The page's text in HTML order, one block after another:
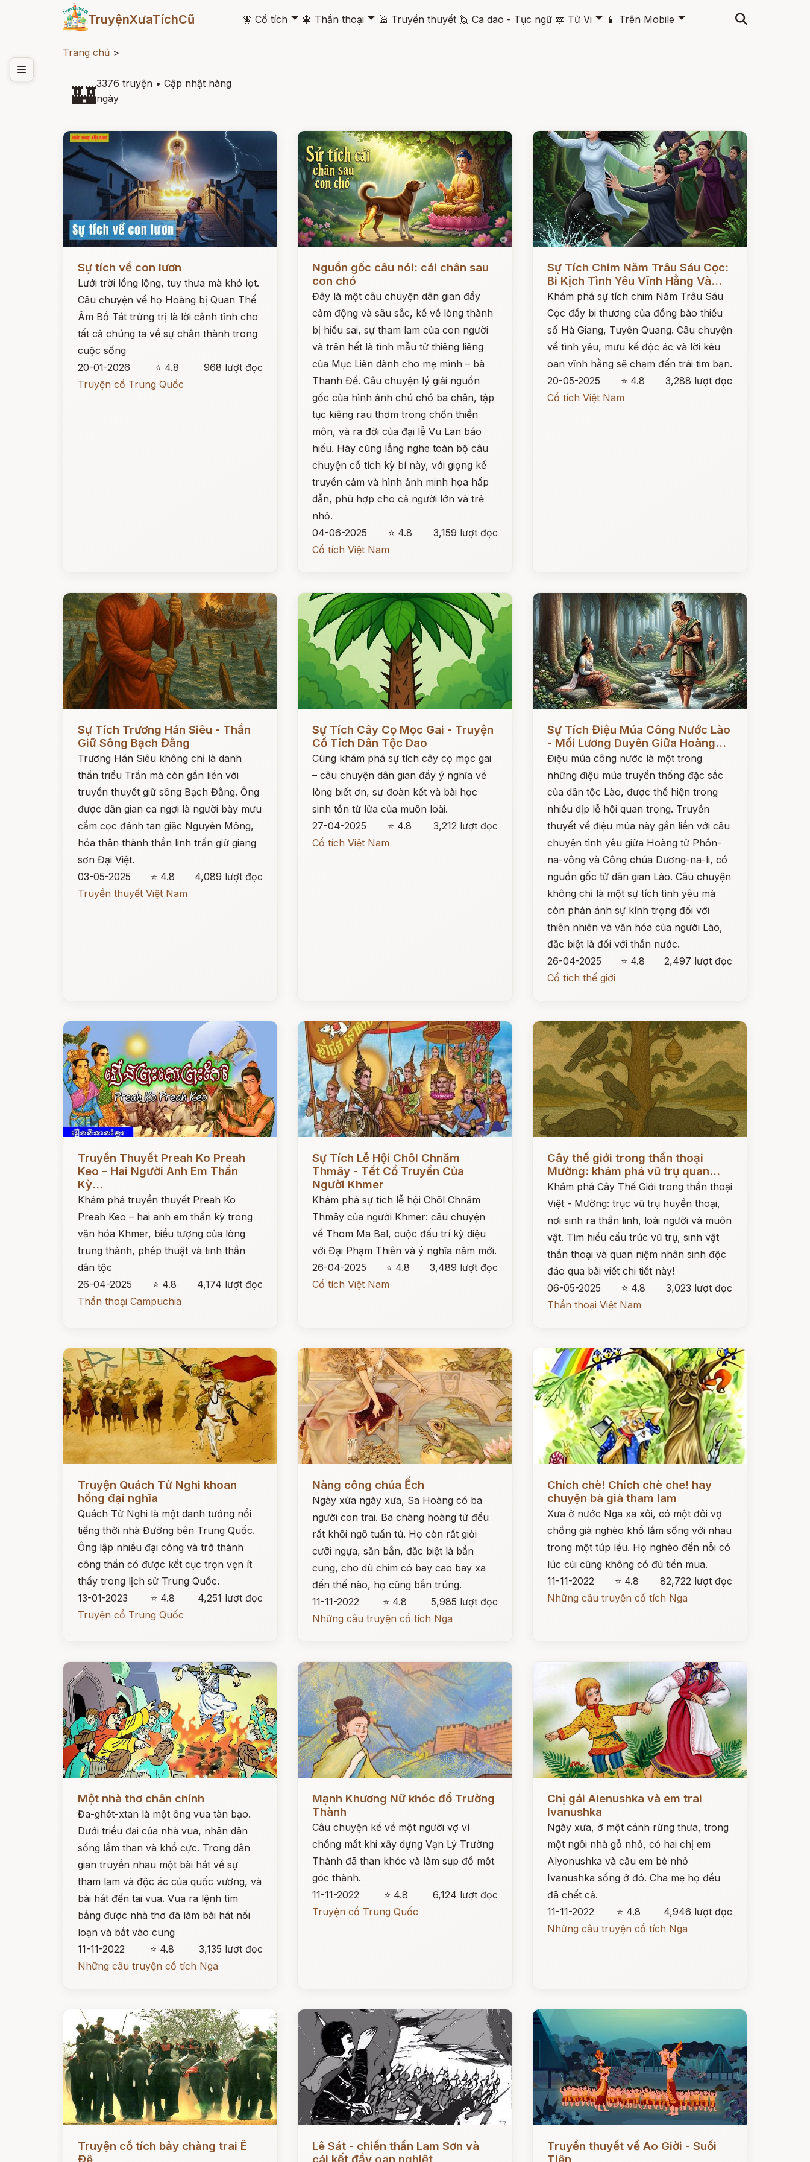
TruyệnXưaTíchCũ 🧚 Cổ tích 🞃 🔱 Thần thoại 🞃 🕌 Truyền thuyết 🙋 Ca dao - Tục ngữ 🔯 Tử Vi 🞃 📱 Trên Mobile 🞃
Trang chủ >
🏰3376 truyện • Cập nhật hàng
ngày
Sự tích về con lươn
Lưới trời lồng lộng, tuy thưa mà khó lọt.
Câu chuyện về họ Hoàng bị Quan Thế
Âm Bồ Tát trừng trị là lời cảnh tỉnh cho
tất cả chúng ta về sự chân thành trong
cuộc sống
20-01-2026
⭐ 4.8
968 lượt đọc
Truyện cổ Trung Quốc
Đọc ngay
Nguồn gốc câu nói: cái chân sau
con chó
Đây là một câu chuyện dân gian đầy
cảm động và sâu sắc, kể về lòng thành
bị hiểu sai, sự tham lam của con người
và trên hết là tình mẫu tử thiêng liêng
của Mục Liên dành cho mẹ mình – bà
Thanh Đề. Câu chuyện lý giải nguồn
gốc của hình ảnh chú chó ba chân, tập
tục kiêng rau thơm trong chốn thiền
môn, và ra đời của đại lễ Vu Lan báo
hiếu. Hãy cùng lắng nghe toàn bộ câu
chuyện cổ tích kỳ bí này, với giọng kể
truyền cảm và hình ảnh minh họa hấp
dẫn, phù hợp cho cả người lớn và trẻ
nhỏ.
04-06-2025
⭐ 4.8
3,159 lượt đọc
Cổ tích Việt Nam
Sự Tích Chim Năm Trâu Sáu Cọc:
Bi Kịch Tình Yêu Vĩnh Hằng Và...
Khám phá sự tích chim Năm Trâu Sáu
Cọc đầy bi thương của đồng bào thiểu
số Hà Giang, Tuyên Quang. Câu chuyện
về tình yêu, mưu kế độc ác và lời kêu
oan vĩnh hằng sẽ chạm đến trái tim bạn.
20-05-2025
⭐ 4.8
3,288 lượt đọc
Cổ tích Việt Nam
Sự Tích Trương Hán Siêu - Thần
Giữ Sông Bạch Đằng
Trương Hán Siêu không chỉ là danh
thần triều Trần mà còn gắn liền với
truyền thuyết giữ sông Bạch Đằng. Ông
được dân gian ca ngợi là người bày mưu
cắm cọc đánh tan giặc Nguyên Mông,
hóa thân thành thần linh trấn giữ giang
sơn Đại Việt.
03-05-2025
⭐ 4.8
4,089 lượt đọc
Truyền thuyết Việt Nam
Sự Tích Cây Cọ Mọc Gai - Truyện
Cổ Tích Dân Tộc Dao
Cùng khám phá sự tích cây cọ mọc gai
– câu chuyện dân gian đầy ý nghĩa về
lòng biết ơn, sự đoàn kết và bài học
sinh tồn từ lửa của muôn loài.
27-04-2025
⭐ 4.8
3,212 lượt đọc
Cổ tích Việt Nam
Sự Tích Điệu Múa Công Nước Lào
- Mối Lương Duyên Giữa Hoàng...
Điệu múa công nước là một trong
những điệu múa truyền thống đặc sắc
của dân tộc Lào, được thể hiện trong
nhiều dịp lễ hội quan trọng. Truyền
thuyết về điệu múa này gắn liền với câu
chuyện tình yêu giữa Hoàng tử Phôn-
na-vông và Công chúa Dương-na-li, có
nguồn gốc từ dân gian Lào. Câu chuyện
không chỉ là một sự tích tình yêu mà
còn phản ánh sự kính trọng đối với
thiên nhiên và văn hóa của người Lào,
đặc biệt là đối với thần nước.
26-04-2025
⭐ 4.8
2,497 lượt đọc
Cổ tích thế giới
Đọc ngay
Truyền Thuyết Preah Ko Preah
Keo – Hai Người Anh Em Thần
Kỳ...
Khám phá truyền thuyết Preah Ko
Preah Keo – hai anh em thần kỳ trong
văn hóa Khmer, biểu tượng của lòng
trung thành, phép thuật và tinh thần
dân tộc
26-04-2025
⭐ 4.8
4,174 lượt đọc
Thần thoại Campuchia
Sự Tích Lễ Hội Chôl Chnăm
Thmây - Tết Cổ Truyền Của
Người Khmer
Khám phá sự tích lễ hội Chôl Chnăm
Thmây của người Khmer: câu chuyện
về Thom Ma Bal, cuộc đấu trí kỳ diệu
với Đại Phạm Thiên và ý nghĩa năm mới.
26-04-2025
⭐ 4.8
3,489 lượt đọc
Cổ tích Việt Nam
Cây thế giới trong thần thoại
Mường: khám phá vũ trụ quan...
Khám phá Cây Thế Giới trong thần thoại
Việt - Mường: trục vũ trụ huyền thoại,
nơi sinh ra thần linh, loài người và muôn
vật. Tìm hiểu cấu trúc vũ trụ, sinh vật
thần thoại và quan niệm nhân sinh độc
đáo qua bài viết chi tiết này!
06-05-2025
⭐ 4.8
3,023 lượt đọc
Thần thoại Việt Nam
Truyện Quách Tử Nghi khoan
hồng đại nghĩa
Quách Tử Nghi là một danh tướng nổi
tiếng thời nhà Đường bên Trung Quốc.
Ông lập nhiều đại công và trở thành
công thần có được kết cục trọn vẹn ít
thấy trong lịch sử Trung Quốc.
13-01-2023
⭐ 4.8
4,251 lượt đọc
Truyện cổ Trung Quốc
Nàng công chúa Ếch
Ngày xửa ngày xưa, Sa Hoàng có ba
người con trai. Ba chàng hoàng tử đều
rất khôi ngô tuấn tú. Họ còn rất giỏi
cưỡi ngựa, săn bắn, đặc biệt là bắn
cung, cho dù chim có bay cao bay xa
đến thế nào, họ cũng bắn trúng.
11-11-2022
⭐ 4.8
5,985 lượt đọc
Những câu truyện cổ tích Nga
Chích chè! Chích chè che! hay
chuyện bà già tham lam
Xưa ở nước Nga xa xôi, có một đôi vợ
chồng già nghèo khổ lắm sống với nhau
trong một túp lều. Họ nghèo đến nỗi có
lúc củi cũng không có đủ tiền mua.
11-11-2022
⭐ 4.8
82,722 lượt đọc
Những câu truyện cổ tích Nga
Một nhà thơ chân chính
Đa-ghét-xtan là một ông vua tàn bạo.
Dưới triều đại của nhà vua, nhân dân
sống lầm than và khổ cực. Trong dân
gian truyền nhau một bài hát về sự
tham lam và độc ác của quốc vương, và
bài hát đến tai vua. Vua ra lệnh tìm
bằng được nhà thơ đã làm bài hát nổi
loạn và bắt vào cung
11-11-2022
⭐ 4.8
3,135 lượt đọc
Những câu truyện cổ tích Nga
Mạnh Khương Nữ khóc đổ Trường
Thành
Câu chuyện kể về một người vợ vì
chồng mất khi xây dựng Vạn Lý Trường
Thành đã than khóc và làm sụp đổ một
góc thành.
11-11-2022
⭐ 4.8
6,124 lượt đọc
Truyện cổ Trung Quốc
Chị gái Alenushka và em trai
Ivanushka
Ngày xưa, ở một cánh rừng thưa, trong
một ngôi nhà gỗ nhỏ, có hai chị em
Alyonushka và cậu em bé nhỏ
Ivanushka sống ở đó. Cha mẹ họ đều
đã chết cả.
11-11-2022
⭐ 4.8
4,946 lượt đọc
Những câu truyện cổ tích Nga
Truyện cổ tích bảy chàng trai Ê
Lê Sát - chiến thần Lam Sơn và
Đọc ngay
Truyền thuyết về Ao Giời - Suối